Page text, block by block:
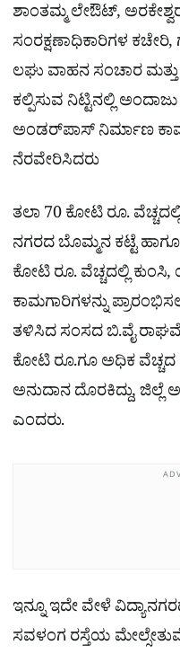
ಶಾಂತಮ್ಮ ಲೇಔಟ್,
ಸಂರಕ್ಷಣಾಧಿಕಾರಿಗಳ
ಲಘು ವಾಹನ ಸಂಚಾರ
ಕಲ್ಪಿಸುವ ನಿಟ್ಟಿನಲ್ಲಿ
ಅಂಡರ್‌ಪಾಸ್​ ನಿರ್ಮಾಣ
ನೆರವೇರಿಸಿದರು
ತಲಾ 70 ಕೋಟಿ ರೂ.
ನಗರದ ಬೊಮ್ಮನ ಕಟ್ಟೆ
ಕೋಟಿ ರೂ. ವೆಚ್ಚದಲ್ಲಿ
ಕಾಮಗಾರಿಗಳನ್ನು
ತಳಿಸಿದ ಸಂಸದ ಬಿ.ವೈ
ಕೋಟಿ ರೂ.ಗೂ ಅಧಿಕ ವೆಚ್ಚದ
ಅನುದಾನ ದೊರಕಿದ್ದು, ಜಿಲ್ಲೆ
ಎಂದರು.
ಇನ್ನೂ ಇದೇ ವೇಳೆ
ಸವಳಂಗ ರಸ್ತೆಯ